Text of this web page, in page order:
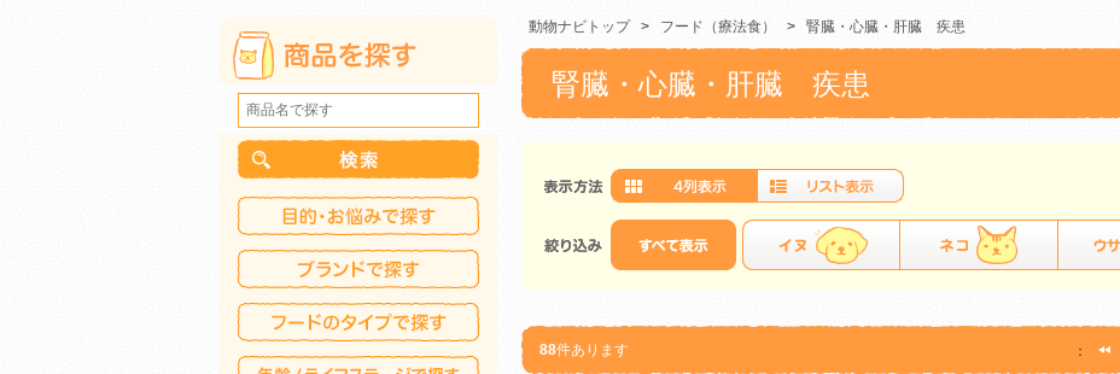
動物ナビトップ > フード（療法食） > 腎臓・心臓・肝臓 疾患
腎臓・心臓・肝臓 疾患
88件あります ：